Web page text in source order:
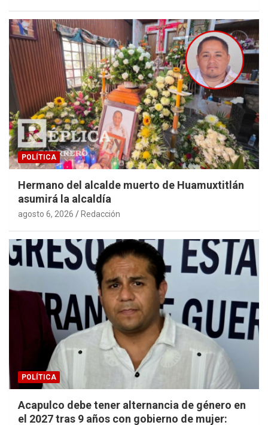
POLÍTICA
Hermano del alcalde muerto de Huamuxtitlán
asumirá la alcaldía
agosto 6, 2026 Redacción
POLÍTICA
Acapulco debe tener alternancia de género en
el 2027 tras 9 años con gobierno de mujer: